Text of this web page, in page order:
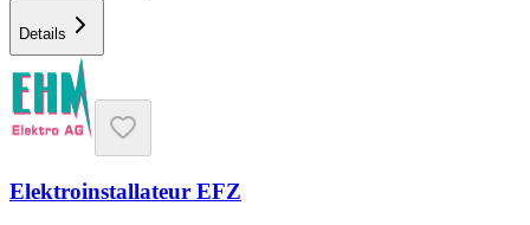
Details
Elektroinstallateur EFZ